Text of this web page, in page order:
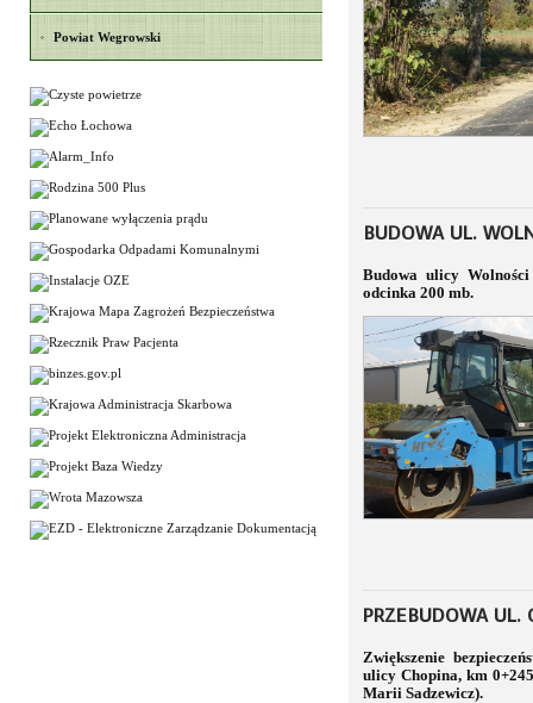
Powiat Wegrowski
BUDOWA UL.
Budowa ulicy
odcinka 200 mb.
PRZEBUDOWA UL.
Zwiększenie
ulicy Chopina, km
Marii Sadzewicz).